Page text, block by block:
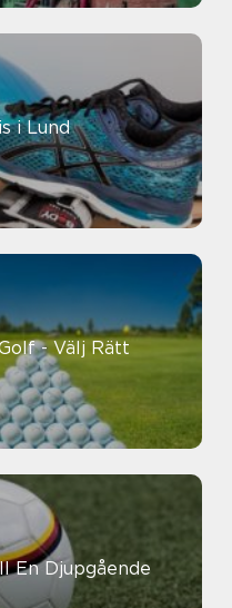
i Lund
- Välj Rätt